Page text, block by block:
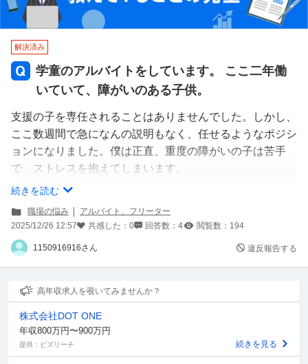
解決済み
学童のアルバイトをしています。 ここ二年働
いていて、障がいのある子供。
支援の子を専任されることはありませんでした。しかし、
ここ数週間で急になんの説明もなく、任せるようなポジシ
ョンになりました。僕は正直、重度の障がいの子は苦手
で、ストレスを抱えてしまいます。
ったのか分かりませんし。
すごいストレスもあるので、元に戻して欲しいと思ってい
ます。
どうしたらいいのでしょうか？
学童の先生や主任のご経験がある方など
未経験でも誰でもアドバイスや今後どう動いていけば良い
のか教えてください。
続きを読む
職場の悩み
アルバイト、フリーター
2025/12/26 12:57
共感した： 0 回答数： 4 閲覧数： 194
1150916916さん 違反報告する
高年収求人を覗いてみませんか？
株式会社DOT ONE
年収800万円〜900万円
提供：ビズリーチ 続きを見る